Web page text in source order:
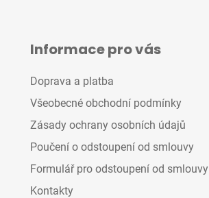
Informace pro vás
Doprava a platba
Všeobecné obchodní podmínky
Zásady ochrany osobních údajů
Poučení o odstoupení od smlouvy
Formulář pro odstoupení od smlouvy
Kontakty